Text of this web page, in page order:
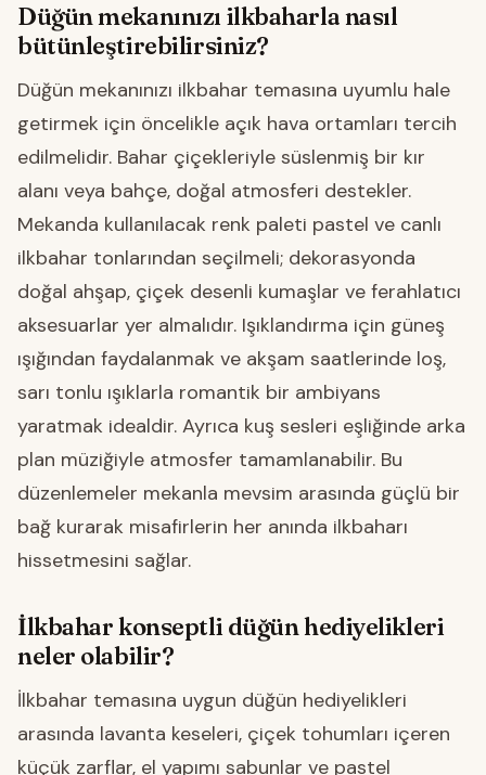
Düğün mekanınızı ilkbaharla nasıl
bütünleştirebilirsiniz?
Düğün mekanınızı ilkbahar temasına uyumlu hale
getirmek için öncelikle açık hava ortamları tercih
edilmelidir. Bahar çiçekleriyle süslenmiş bir kır
alanı veya bahçe, doğal atmosferi destekler.
Mekanda kullanılacak renk paleti pastel ve canlı
ilkbahar tonlarından seçilmeli; dekorasyonda
doğal ahşap, çiçek desenli kumaşlar ve ferahlatıcı
aksesuarlar yer almalıdır. Işıklandırma için güneş
ışığından faydalanmak ve akşam saatlerinde loş,
sarı tonlu ışıklarla romantik bir ambiyans
yaratmak idealdir. Ayrıca kuş sesleri eşliğinde arka
plan müziğiyle atmosfer tamamlanabilir. Bu
düzenlemeler mekanla mevsim arasında güçlü bir
bağ kurarak misafirlerin her anında ilkbaharı
hissetmesini sağlar.
İlkbahar konseptli düğün hediyelikleri
neler olabilir?
İlkbahar temasına uygun düğün hediyelikleri
arasında lavanta keseleri, çiçek tohumları içeren
küçük zarflar, el yapımı sabunlar ve pastel